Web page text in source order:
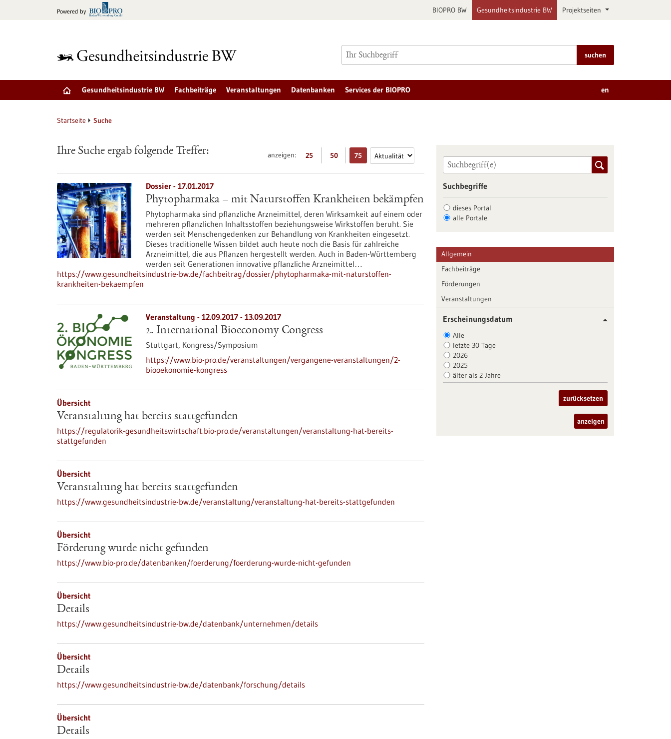
Powered by BIOPRO BW Gesundheitsindustrie BW Projektseiten
suchen
Gesundheitsindustrie BW Fachbeiträge Veranstaltungen Datenbanken Services der BIOPRO en
Startseite Suche
anzeigen: 25 50 75
Ihre Suche ergab folgende Treffer:
Dossier - 17.01.2017
Phytopharmaka – mit Naturstoffen Krankheiten bekämpfen
Phytopharmaka sind pflanzliche Arzneimittel, deren Wirksamkeit auf einem oder
mehreren pflanzlichen Inhaltsstoffen beziehungsweise Wirkstoffen beruht. Sie
werden seit Menschengedenken zur Behandlung von Krankheiten eingesetzt.
Dieses traditionelle Wissen bildet auch heute noch die Basis für zahlreiche
Arzneimittel, die aus Pflanzen hergestellt werden. Auch in Baden-Württemberg
werden seit Generationen innovative pflanzliche Arzneimittel…
https://www.gesundheitsindustrie-bw.de/fachbeitrag/dossier/phytopharmaka-mit-naturstoffen-
krankheiten-bekaempfen
Veranstaltung - 12.09.2017- 13.09.2017
2. International Bioeconomy Congress
Stuttgart, Kongress/Symposium
https://www.bio-pro.de/veranstaltungen/vergangene-veranstaltungen/2-
biooekonomie-kongress
Übersicht
Veranstaltung hat bereits stattgefunden
https://regulatorik-gesundheitswirtschaft.bio-pro.de/veranstaltungen/veranstaltung-hat-bereits-
stattgefunden
Übersicht
Veranstaltung hat bereits stattgefunden
https://www.gesundheitsindustrie-bw.de/veranstaltung/veranstaltung-hat-bereits-stattgefunden
Übersicht
Förderung wurde nicht gefunden
https://www.bio-pro.de/datenbanken/foerderung/foerderung-wurde-nicht-gefunden
Übersicht
Details
https://www.gesundheitsindustrie-bw.de/datenbank/unternehmen/details
Übersicht
Details
https://www.gesundheitsindustrie-bw.de/datenbank/forschung/details
Übersicht
Details
Suchbegriffe
dieses Portal
alle Portale
Allgemein
Fachbeiträge
Förderungen
Veranstaltungen
Erscheinungsdatum
Alle
letzte 30 Tage
2026
2025
älter als 2 Jahre
zurücksetzen
anzeigen